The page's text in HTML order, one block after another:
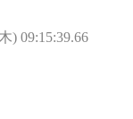
) 09:15:39.66